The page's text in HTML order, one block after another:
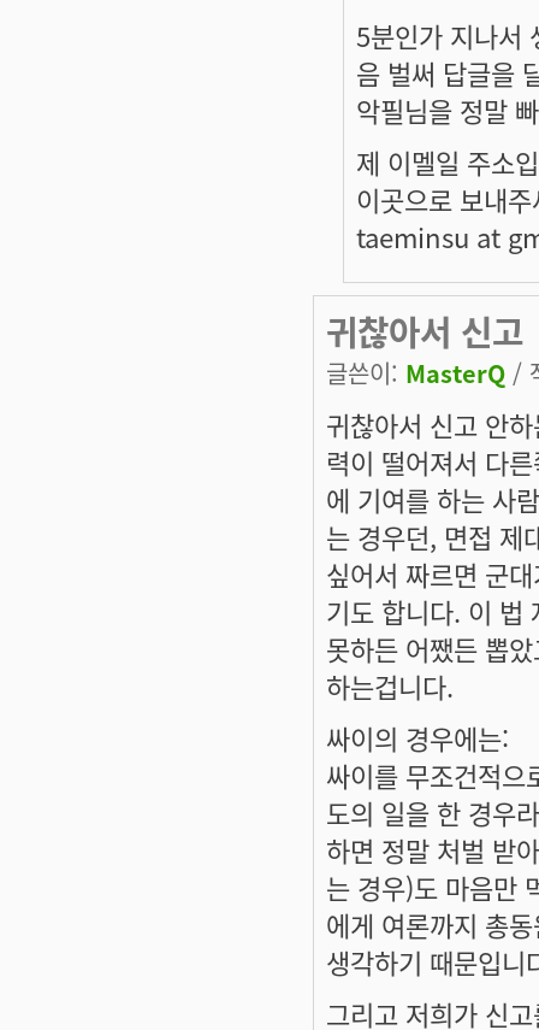
5분인가 지나서
음 벌써 답글을
악필님을 정말
제 이멜일 주소
이곳으로 보내
taeminsu at
귀찮아서 신고
글쓴이: MasterQ /
귀찮아서 신고 안
력이 떨어져서 다
에 기여를 하는 사
는 경우던, 면접 제
싶어서 짜르면 군
기도 합니다. 이 법
못하든 어쨌든 뽑
하는겁니다.
싸이의 경우에는:
싸이를 무조건적으
도의 일을 한 경우
하면 정말 처벌 받
는 경우)도 마음만
에게 여론까지 총
생각하기 때문입니
그리고 저희가 신